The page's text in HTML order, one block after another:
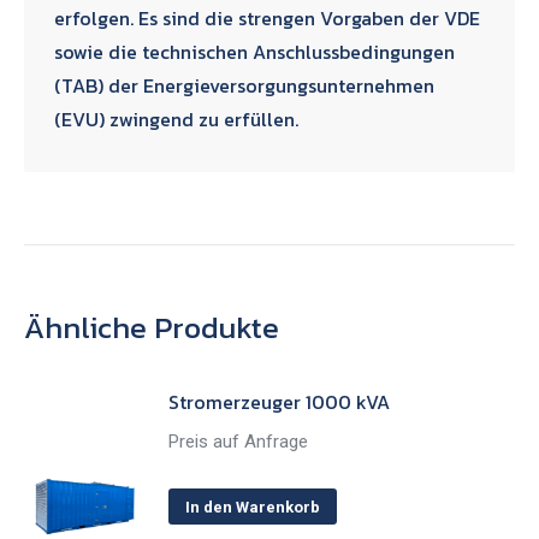
erfolgen. Es sind die strengen Vorgaben der VDE
sowie die technischen Anschlussbedingungen
(TAB) der Energieversorgungsunternehmen
(EVU) zwingend zu erfüllen.
Ähnliche Produkte
Stromerzeuger 1000 kVA
Preis auf Anfrage
In den Warenkorb